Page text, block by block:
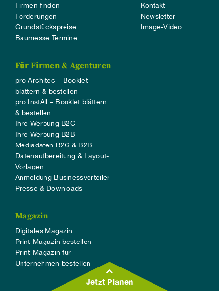
Jetzt Planen
Firmen finden
Förderungen
Grundstückspreise
Baumesse Termine
Kontakt
Newsletter
Image-Video
Für Firmen & Agenturen
pro Architec – Booklet
blättern & bestellen
pro InstAll – Booklet blättern
& bestellen
Ihre Werbung B2C
Ihre Werbung B2B
Mediadaten B2C & B2B
Datenaufbereitung & Layout-
Vorlagen
Anmeldung Businessverteiler
Presse & Downloads
Magazin
Digitales Magazin
Print-Magazin bestellen
Print-Magazin für
Unternehmen bestellen